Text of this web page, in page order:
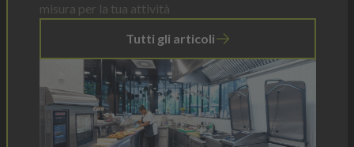
misura per la tua attività
Tutti gli articoli